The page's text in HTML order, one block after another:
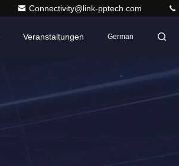
Connectivity@link-pptech.com
Veranstaltungen German